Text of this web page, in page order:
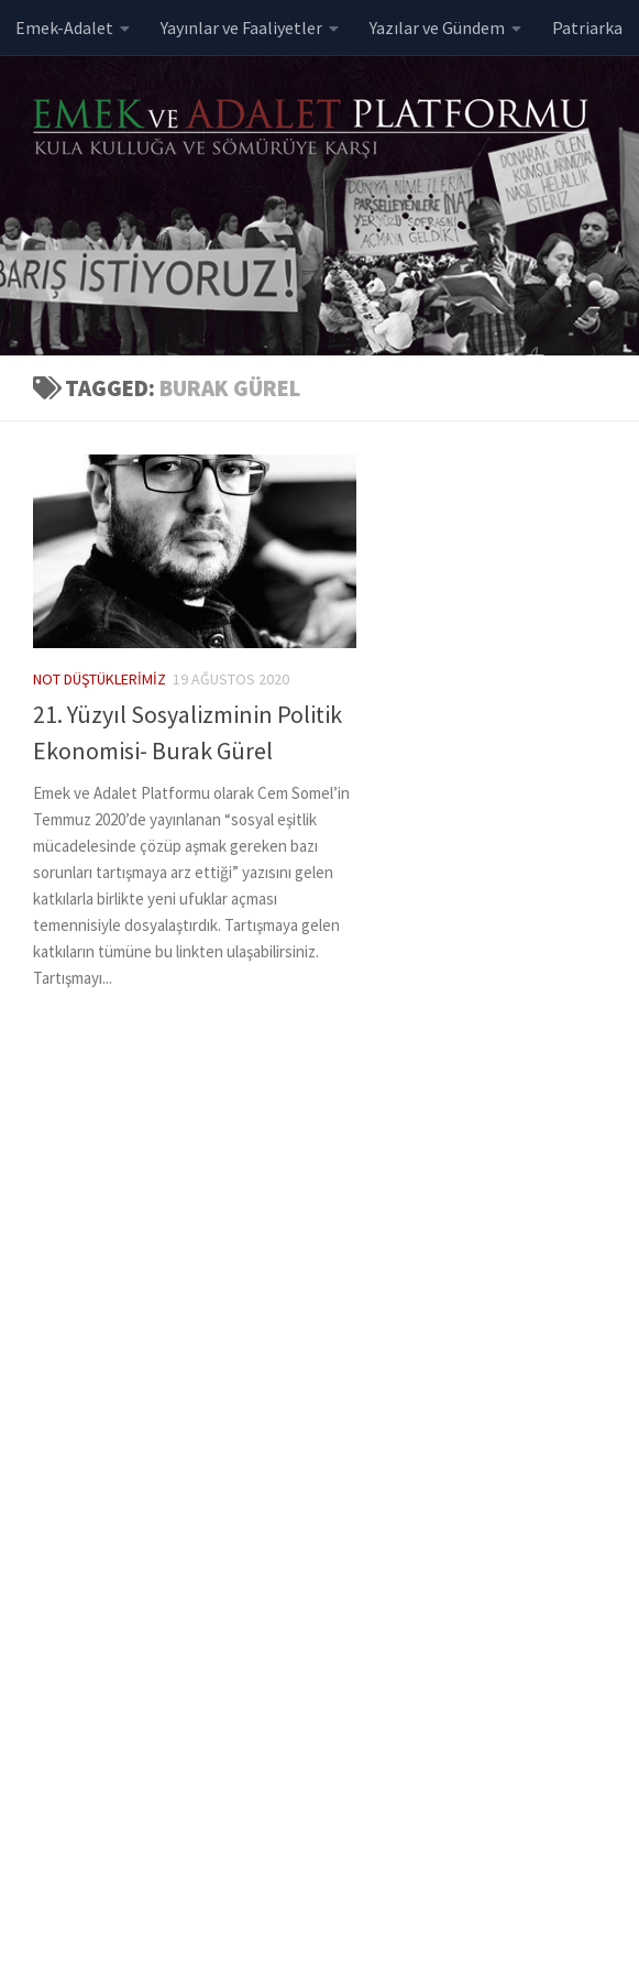
Skip to content
Emek-Adalet Yayınlar ve Faaliyetler Yazılar ve Gündem Patriarka
TAGGED: BURAK GÜREL
NOT DÜŞTÜKLERIMIZ 19 AĞUSTOS 2020
21. Yüzyıl Sosyalizminin Politik
Ekonomisi- Burak Gürel
Emek ve Adalet Platformu olarak Cem Somel’in
Temmuz 2020’de yayınlanan “sosyal eşitlik
mücadelesinde çözüp aşmak gereken bazı
sorunları tartışmaya arz ettiği” yazısını gelen
katkılarla birlikte yeni ufuklar açması
temennisiyle dosyalaştırdık. Tartışmaya gelen
katkıların tümüne bu linkten ulaşabilirsiniz.
Tartışmayı...